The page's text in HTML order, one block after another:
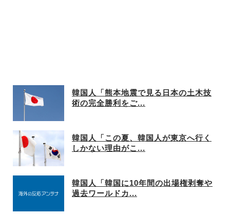
韓国人「熊本地震で見る日本の土木技
術の完全勝利をご...
韓国人「この夏、韓国人が東京へ行く
しかない理由がこ...
韓国人「韓国に10年間の出場権剥奪や
過去ワールドカ...